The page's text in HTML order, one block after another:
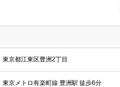
東京都江東区豊洲2丁目
東京メトロ有楽町線 豊洲駅 徒歩6分